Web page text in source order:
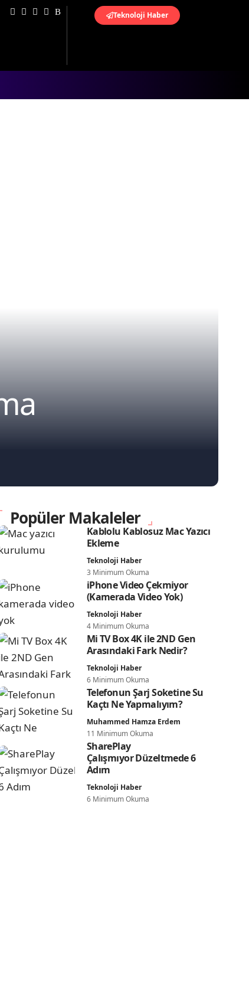
Teknoloji Haber
Popüler Makaleler
Kablolu Kablosuz Mac Yazıcı
Ekleme
Teknoloji Haber
3 Minimum Okuma
iPhone Video Çekmiyor
(Kamerada Video Yok)
Teknoloji Haber
4 Minimum Okuma
Mi TV Box 4K ile 2ND Gen
Arasındaki Fark Nedir?
Teknoloji Haber
6 Minimum Okuma
Telefonun Şarj Soketine Su
Kaçtı Ne Yapmalıyım?
Muhammed Hamza Erdem
11 Minimum Okuma
SharePlay
Çalışmıyor Düzeltmede 6
Adım
Teknoloji Haber
6 Minimum Okuma